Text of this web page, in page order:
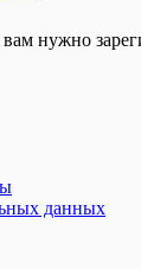
нужно
данных